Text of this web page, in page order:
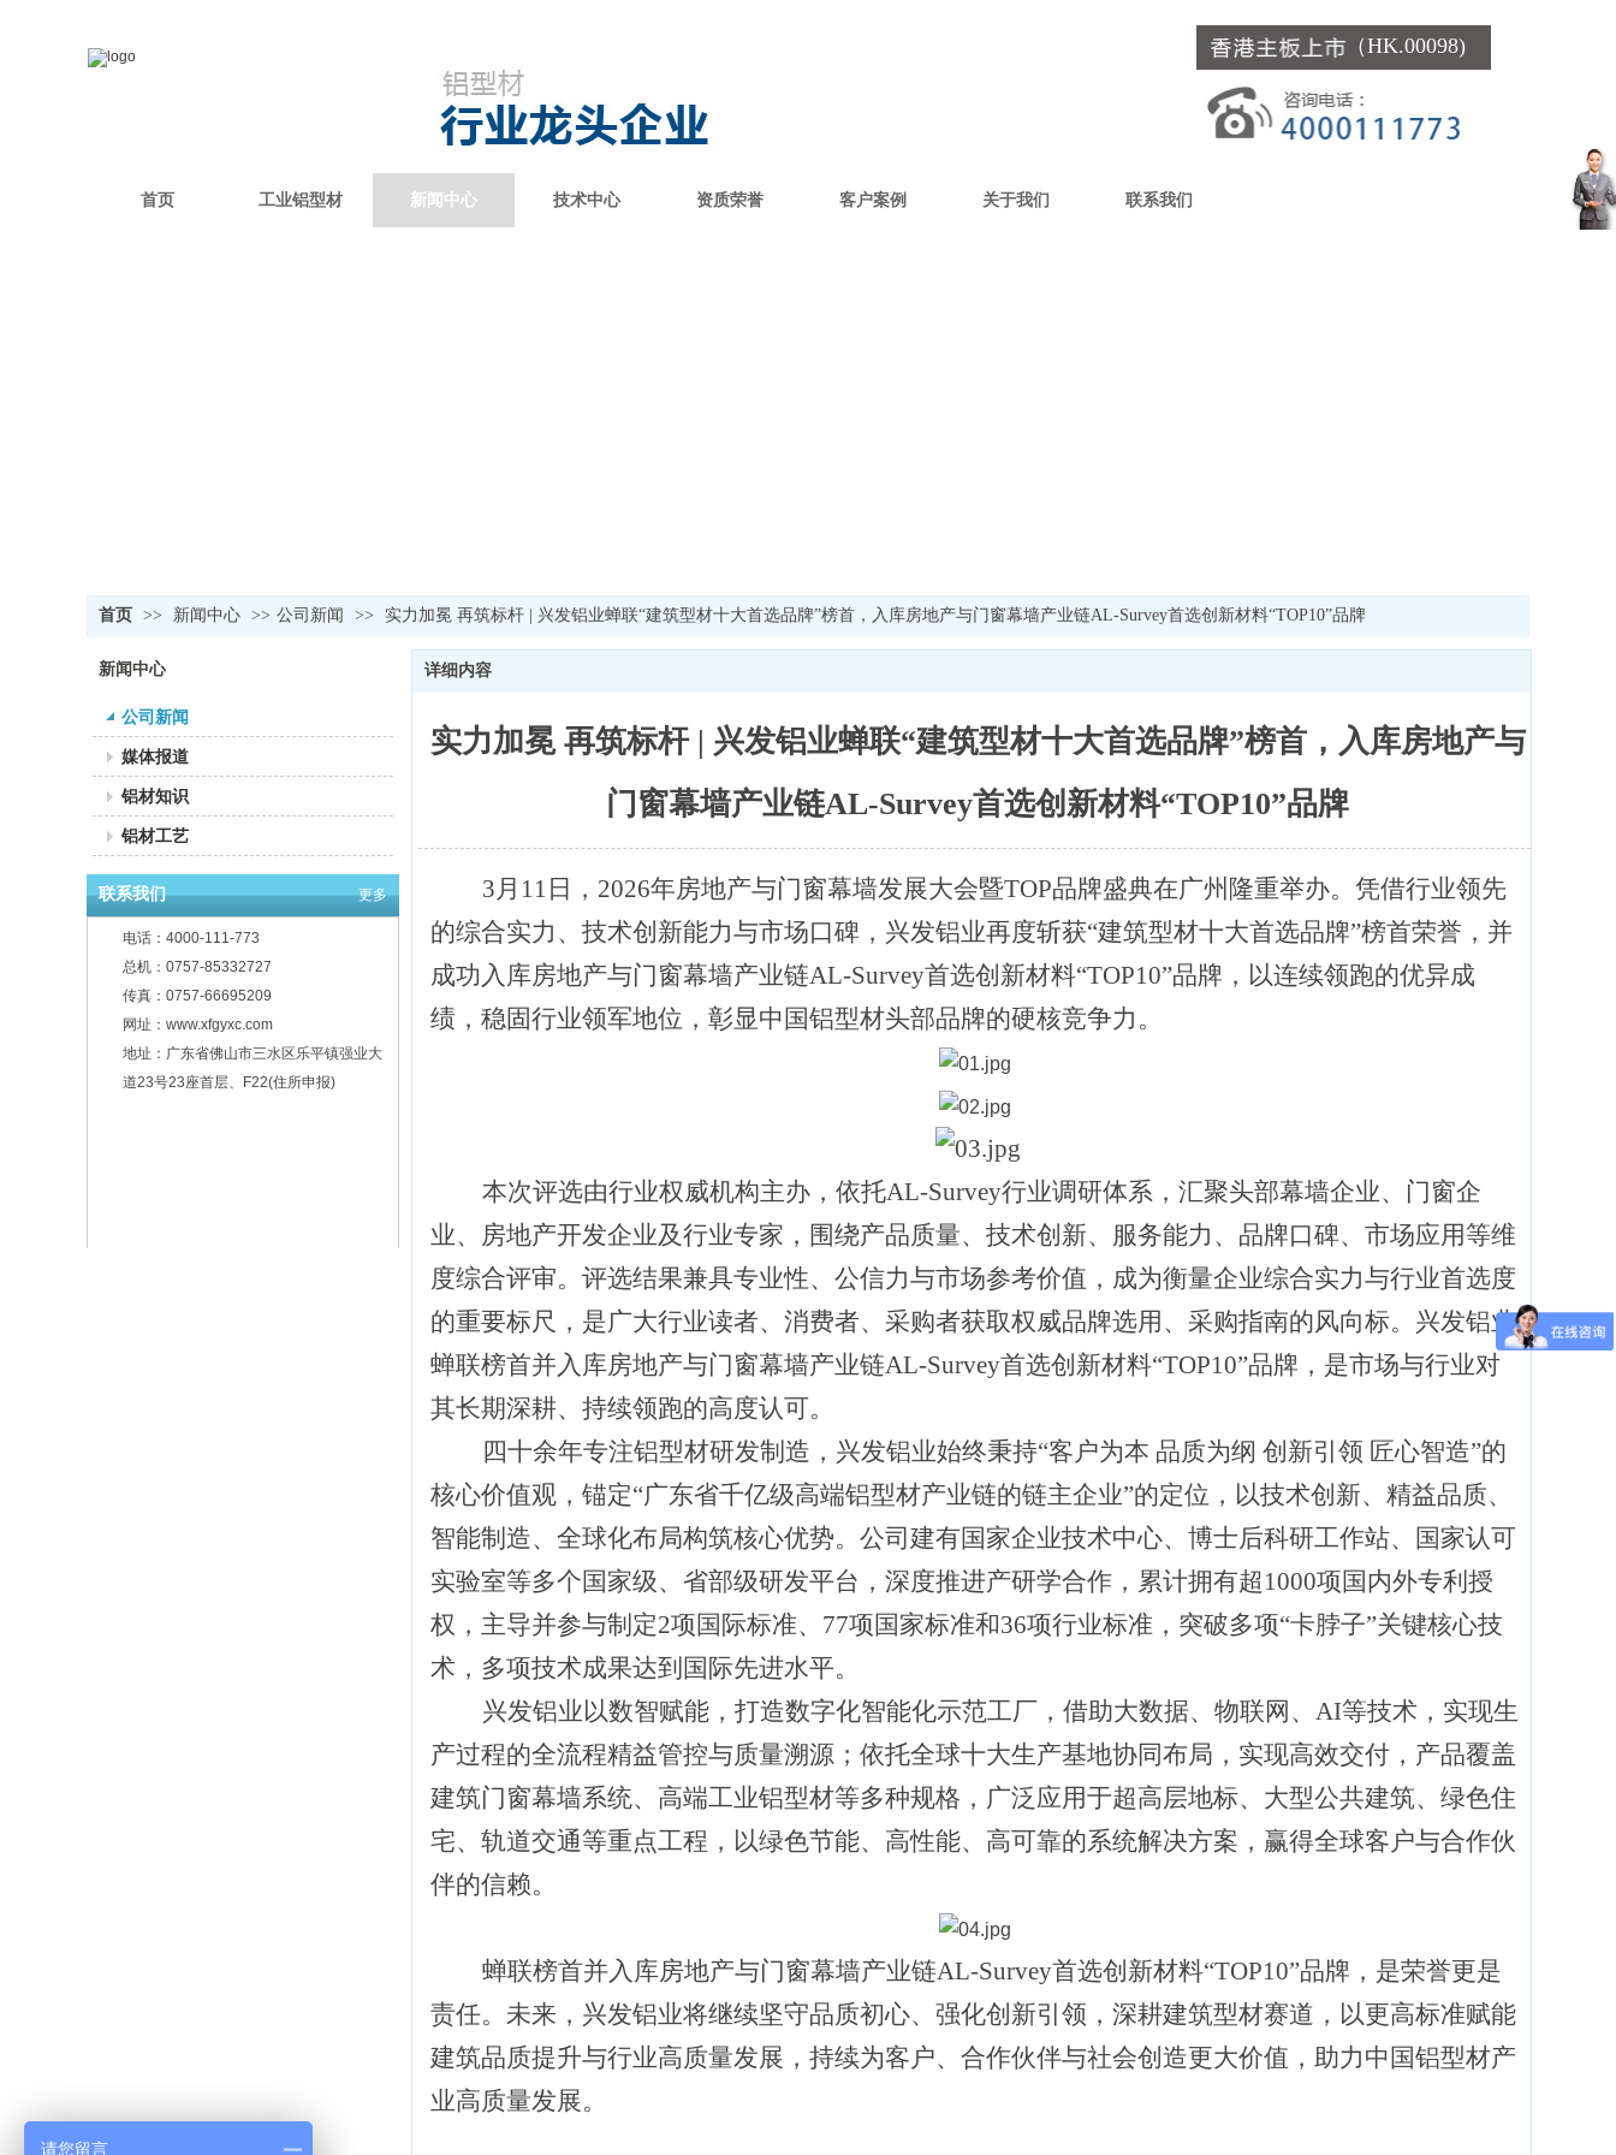
（HK.00098)
首页 工业铝型材 新闻中心 技术中心 资质荣誉 客户案例 关于我们 联系我们
首页 >> 新闻中心 >> 公司新闻 >> 实力加冕 再筑标杆 | 兴发铝业蝉联“建筑型材十大首选品牌”榜首，入库房地产与门窗幕墙产业链AL-Survey首选创新材料“TOP10”品牌
新闻中心
公司新闻
媒体报道
铝材知识
铝材工艺
联系我们 更多
电话：4000-111-773
总机：0757-85332727
传真：0757-66695209
网址：www.xfgyxc.com
地址：广东省佛山市三水区乐平镇强业大
道23号23座首层、F22(住所申报)
详细内容
实力加冕 再筑标杆 | 兴发铝业蝉联“建筑型材十大首选品牌”榜首，入库房地产与
门窗幕墙产业链AL-Survey首选创新材料“TOP10”品牌
3月11日，2026年房地产与门窗幕墙发展大会暨TOP品牌盛典在广州隆重举办。凭借行业领先
的综合实力、技术创新能力与市场口碑，兴发铝业再度斩获“建筑型材十大首选品牌”榜首荣誉，并
成功入库房地产与门窗幕墙产业链AL-Survey首选创新材料“TOP10”品牌，以连续领跑的优异成
绩，稳固行业领军地位，彰显中国铝型材头部品牌的硬核竞争力。
本次评选由行业权威机构主办，依托AL-Survey行业调研体系，汇聚头部幕墙企业、门窗企
业、房地产开发企业及行业专家，围绕产品质量、技术创新、服务能力、品牌口碑、市场应用等维
度综合评审。评选结果兼具专业性、公信力与市场参考价值，成为衡量企业综合实力与行业首选度
的重要标尺，是广大行业读者、消费者、采购者获取权威品牌选用、采购指南的风向标。兴发铝业
蝉联榜首并入库房地产与门窗幕墙产业链AL-Survey首选创新材料“TOP10”品牌，是市场与行业对
其长期深耕、持续领跑的高度认可。
四十余年专注铝型材研发制造，兴发铝业始终秉持“客户为本 品质为纲 创新引领 匠心智造”的
核心价值观，锚定“广东省千亿级高端铝型材产业链的链主企业”的定位，以技术创新、精益品质、
智能制造、全球化布局构筑核心优势。公司建有国家企业技术中心、博士后科研工作站、国家认可
实验室等多个国家级、省部级研发平台，深度推进产研学合作，累计拥有超1000项国内外专利授
权，主导并参与制定2项国际标准、77项国家标准和36项行业标准，突破多项“卡脖子”关键核心技
术，多项技术成果达到国际先进水平。
兴发铝业以数智赋能，打造数字化智能化示范工厂，借助大数据、物联网、 AI等技术，实现生
产过程的全流程精益管控与质量溯源；依托全球十大生产基地协同布局，实现高效交付，产品覆盖
建筑门窗幕墙系统、高端工业铝型材等多种规格，广泛应用于超高层地标、大型公共建筑、绿色住
宅、轨道交通等重点工程，以绿色节能、高性能、高可靠的系统解决方案，赢得全球客户与合作伙
伴的信赖。
蝉联榜首并入库房地产与门窗幕墙产业链AL-Survey首选创新材料“TOP10”品牌，是荣誉更是
责任。未来，兴发铝业将继续坚守品质初心、强化创新引领，深耕建筑型材赛道，以更高标准赋能
建筑品质提升与行业高质量发展，持续为客户、合作伙伴与社会创造更大价值，助力中国铝型材产
业高质量发展。
请您留言